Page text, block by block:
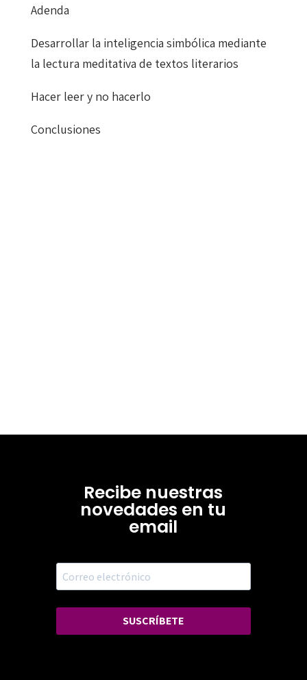
Adenda
Desarrollar la inteligencia simbólica mediante
la lectura meditativa de textos literarios
Hacer leer y no hacerlo
Conclusiones
Recibe nuestras
novedades en tu
email
SUSCRÍBETE